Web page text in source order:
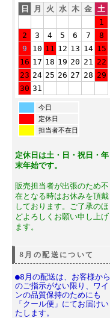
日
月 火 水 木 金 土
1
2
3 4 5 6 7
8
9
10 11 12 13 14 15
16 17 18 19 20 21 22
23 24 25 26 27 28 29
30 31
今日
定休日
担当者不在日
定休日は土・日・祝日・年
末年始です。
販売担当者が出張のため不
在となる時はお休みを頂戴
しております。ご了承のほ
どよろしくお願い申し上げ
ます。
8月の配送について
●8月の配送は、お客様から
のご指示がない限り、ワイ
ンの品質保持のためにも
「クール便」にてお届けい
たします。